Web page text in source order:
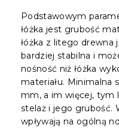
Podstawowym
łóżka jest grubość
łóżka z litego drewna
bardziej stabilna i
nośność niż łóżka
materiału. Minimalna
mm, a im więcej, tym
stelaż i jego grubość.
wpływają na ogólną